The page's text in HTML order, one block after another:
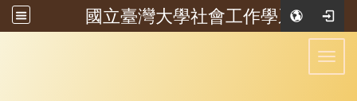
國立臺灣大學社會工作學系
:::